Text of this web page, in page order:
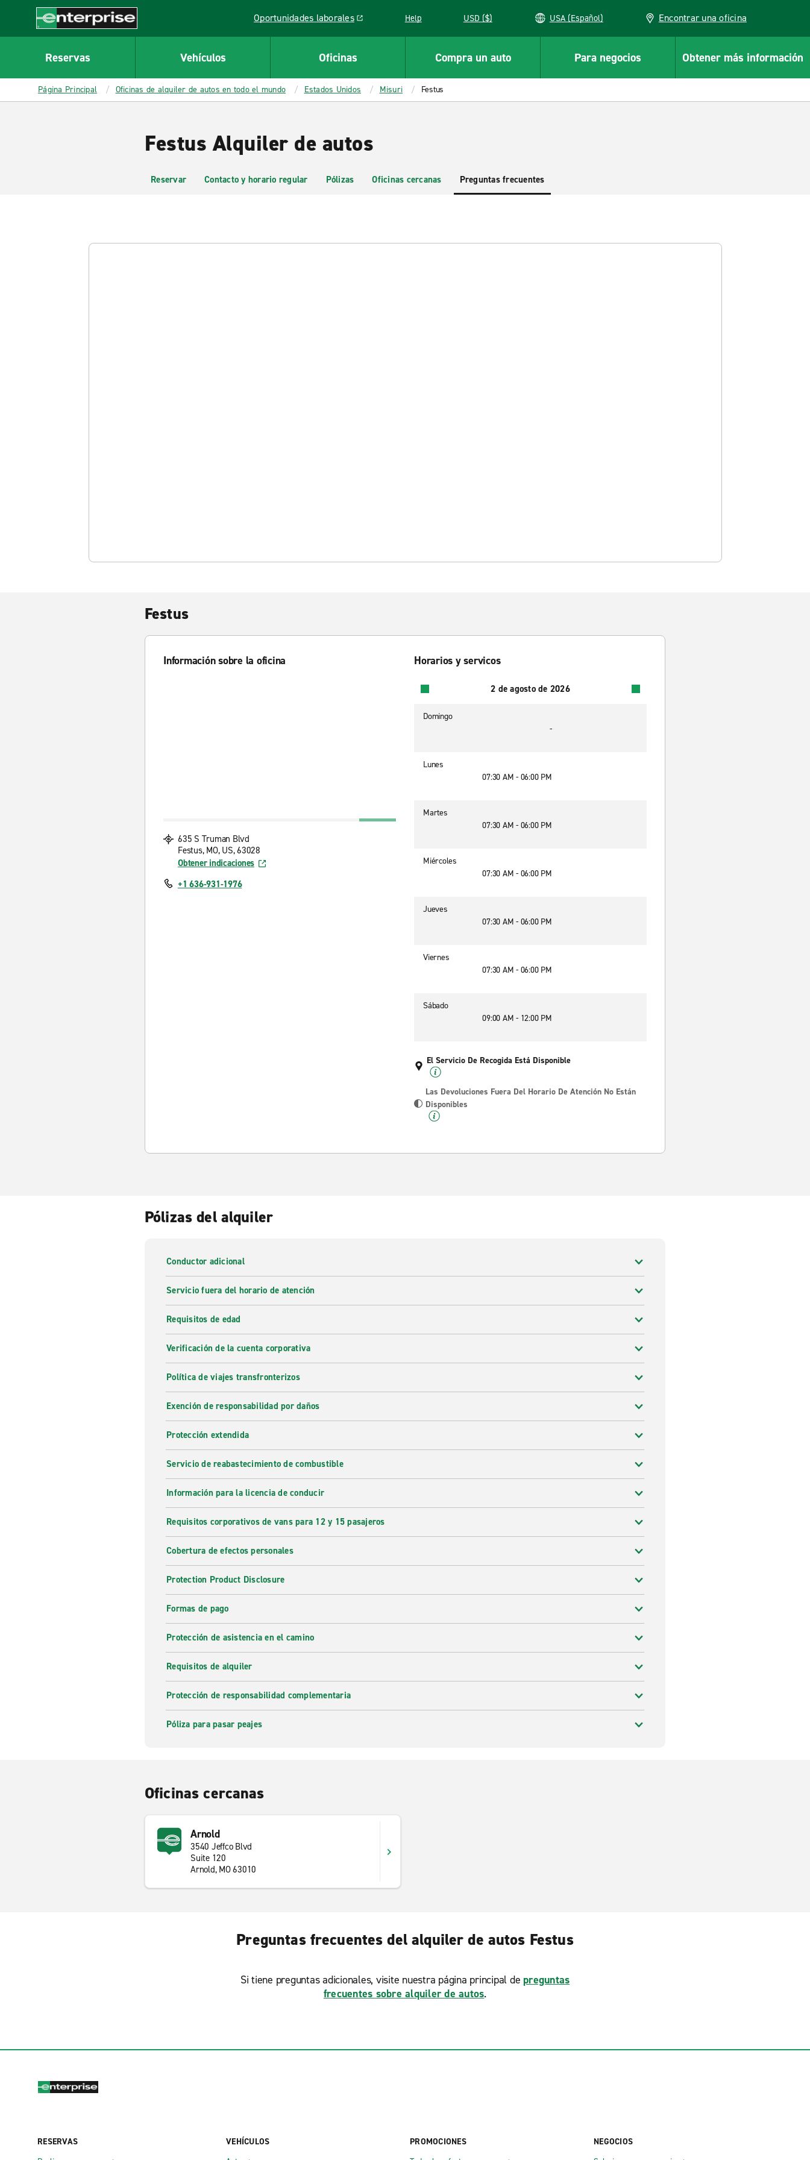
CONTENT
Enterprise
Oportunidades laborales
Link opens in a new window Help USD ($) USA (Español) Encontrar una oficina
Reservas Vehículos Oficinas Compra un auto Para negocios Obtener más información
Página Principal Oficinas de alquiler de autos en todo el mundo Estados Unidos Misuri Festus
Festus Alquiler de autos
Reservar Contacto y horario regular Pólizas Oficinas cercanas Preguntas frecuentes
Festus
Información sobre la oficina
635 S Truman Blvd
Festus, MO, US, 63028
Obtener indicaciones
+1 636-931-1976
Horarios y servicos
2 de agosto de 2026
Domingo
-
Lunes
07:30 AM - 06:00 PM
Martes
07:30 AM - 06:00 PM
Miércoles
07:30 AM - 06:00 PM
Jueves
07:30 AM - 06:00 PM
Viernes
07:30 AM - 06:00 PM
Sábado
09:00 AM - 12:00 PM
El Servicio De Recogida Está Disponible
Las Devoluciones Fuera Del Horario De Atención No Están
Disponibles
Pólizas del alquiler
Conductor adicional
Servicio fuera del horario de atención
Requisitos de edad
Verificación de la cuenta corporativa
Política de viajes transfronterizos
Exención de responsabilidad por daños
Protección extendida
Servicio de reabastecimiento de combustible
Información para la licencia de conducir
Requisitos corporativos de vans para 12 y 15 pasajeros
Cobertura de efectos personales
Protection Product Disclosure
Formas de pago
Protección de asistencia en el camino
Requisitos de alquiler
Protección de responsabilidad complementaria
Póliza para pasar peajes
Oficinas cercanas
Arnold
3540 Jeffco Blvd
Suite 120
Arnold, MO 63010
Preguntas frecuentes del alquiler de autos Festus
Si tiene preguntas adicionales, visite nuestra página principal de preguntas
frecuentes sobre alquiler de autos.
RESERVAS
VEHÍCULOS
PROMOCIONES
NEGOCIOS